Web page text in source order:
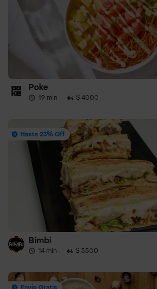
Poke
19 min · $ 4000
Hasta 23% Off
Bimbi
14 min · $ 5500